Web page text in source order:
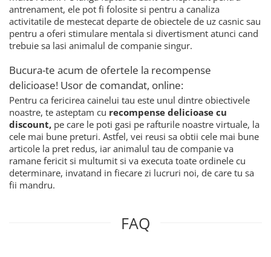
antrenament, ele pot fi folosite si pentru a canaliza
activitatile de mestecat departe de obiectele de uz casnic sau
pentru a oferi stimulare mentala si divertisment atunci cand
trebuie sa lasi animalul de companie singur.
Bucura-te acum de ofertele la recompense
delicioase! Usor de comandat, online:
Pentru ca fericirea cainelui tau este unul dintre obiectivele
noastre, te asteptam cu recompense delicioase cu
discount, pe care le poti gasi pe rafturile noastre virtuale, la
cele mai bune preturi. Astfel, vei reusi sa obtii cele mai bune
articole la pret redus, iar animalul tau de companie va
ramane fericit si multumit si va executa toate ordinele cu
determinare, invatand in fiecare zi lucruri noi, de care tu sa
fii mandru.
FAQ